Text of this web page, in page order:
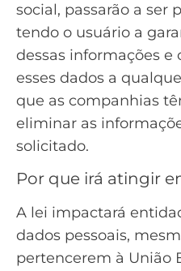
social, passarão a ser
tendo o usuário a
dessas informações e
esses dados a
que as companhias
eliminar as
solicitado.
Por que irá atingir
A lei impactará
dados pessoais,
pertencerem à União